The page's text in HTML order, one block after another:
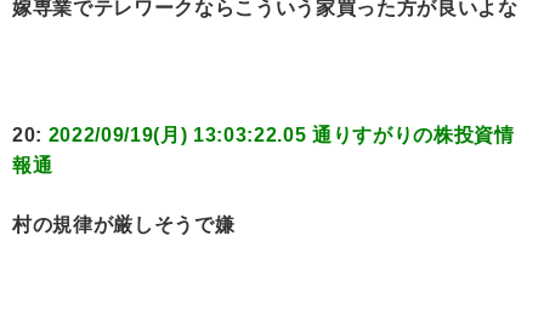
嫁専業でテレワークならこういう家買った方が良いよな
20: 2022/09/19(月) 13:03:22.05 通りすがりの株投資情
報通
村の規律が厳しそうで嫌